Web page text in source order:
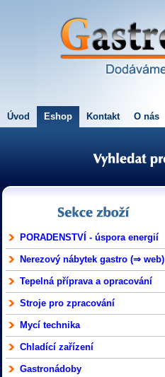
Úvod Eshop Kontakt O nás
PORADENSTVÍ - úspora energií
Nerezový nábytek gastro (⇒ web)
Tepelná příprava a opracování
Stroje pro zpracování
Mycí technika
Chladící zařízení
Gastronádoby